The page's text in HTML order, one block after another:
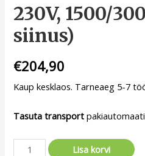
230V, 1500/
siinus)
€204,90
Kaup kesklaos. Tarneaeg 5-7
Tasuta transport
Lisa korvi